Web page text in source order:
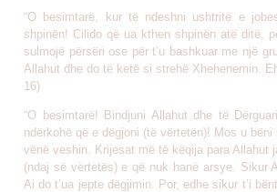
“O besimtarë, kur të ndeshni ushtritë e
shpinën! Cilido që ua kthen shpinën atë ditë,
sulmojë përsëri ose për t’u bashkuar me një
Allahut dhe do të ketë si strehë Xhehenemin.
16)
“O besimtarë! Bindjuni Allahut dhe të
ndërkohë që e dëgjoni (të vërtetën)! Mos u
vënë veshin. Krijesat më të këqija para Allahut
(ndaj së vërtetës) e që nuk hanë arsye. Sikur
Ai do t’ua jepte dëgjimin. Por, edhe sikur t’i